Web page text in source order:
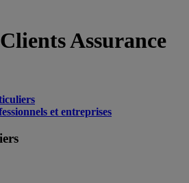
Assurance
et entreprises